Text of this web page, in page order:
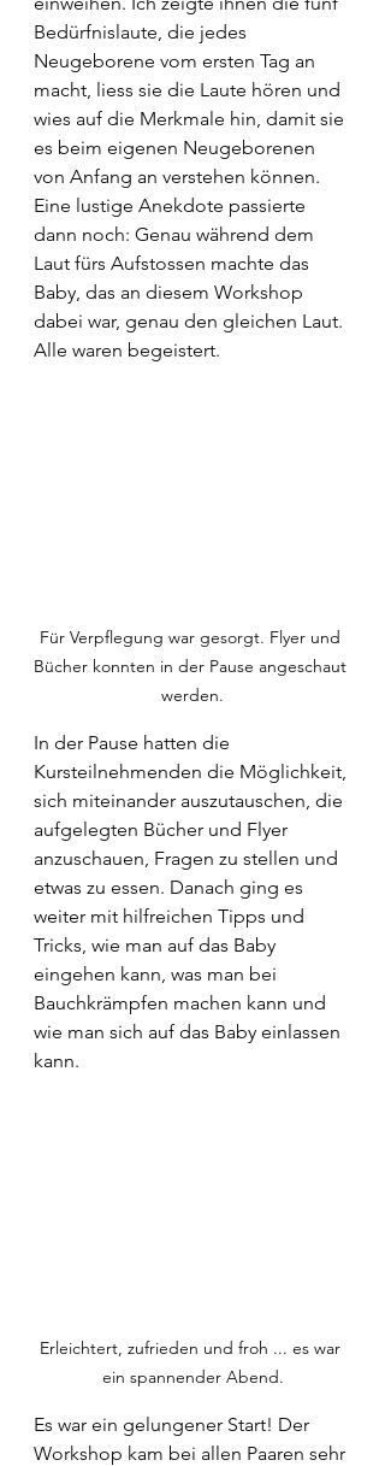
Bedürfnislaute, die jedes
Neugeborene vom ersten Tag an
macht, liess sie die Laute hören und
wies auf die Merkmale hin, damit sie
es beim eigenen Neugeborenen
von Anfang an verstehen können.
Eine lustige Anekdote passierte
dann noch: Genau während dem
Laut fürs Aufstossen machte das
Baby, das an diesem Workshop
dabei war, genau den gleichen Laut.
Alle waren begeistert.
Für Verpflegung war gesorgt. Flyer und
Bücher konnten in der Pause angeschaut
werden.
In der Pause hatten die
Kursteilnehmenden die Möglichkeit,
sich miteinander auszutauschen, die
aufgelegten Bücher und Flyer
anzuschauen, Fragen zu stellen und
etwas zu essen. Danach ging es
weiter mit hilfreichen Tipps und
Tricks, wie man auf das Baby
eingehen kann, was man bei
Bauchkrämpfen machen kann und
wie man sich auf das Baby einlassen
kann.
Erleichtert, zufrieden und froh ... es war
ein spannender Abend.
Es war ein gelungener Start! Der
Workshop kam bei allen Paaren sehr